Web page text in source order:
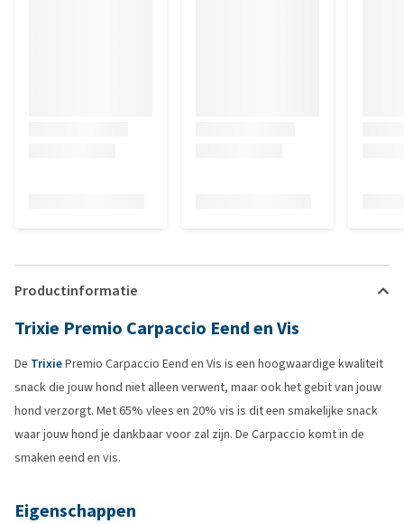
Productinformatie
Trixie Premio Carpaccio Eend en Vis
De TrixiePremio Carpaccio Eend en Vis is een hoogwaardige kwaliteit
snack die jouw hond niet alleen verwent, maar ook het gebit van jouw
hond verzorgt. Met 65% vlees en 20% vis is dit een smakelijke snack
waar jouw hond je dankbaar voor zal zijn. De Carpaccio komt in de
smaken eend en vis.
Eigenschappen